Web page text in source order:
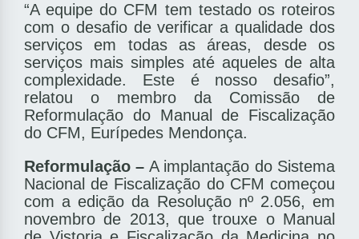
“A equipe do CFM tem testado os roteiros
com o desafio de veri­ficar a qualidade dos
serviços em todas as áreas, desde os
serviços mais simples até aqueles de alta
complexidade. Este é nosso desafio”,
relatou o membro da Comissão de
Reformulação do Manual de Fiscalização
do CFM, Eurípedes Mendonça.
Reformulação – A implantação do Sistema
Nacional de Fiscalização do CFM começou
com a edição da Resolução nº 2.056, em
novembro de 2013, que trouxe o Manual